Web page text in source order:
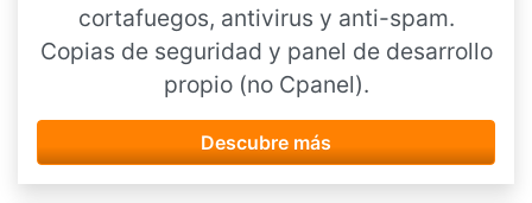
cortafuegos, antivirus y anti-spam.
Copias de seguridad y panel de desarrollo
propio (no Cpanel).
Descubre más